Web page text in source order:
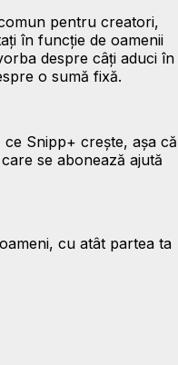
pentru creatori,
în funcție de oamenii
despre câți aduci în
o sumă fixă.
Snipp+ crește, așa că
se abonează ajută
cu atât partea ta